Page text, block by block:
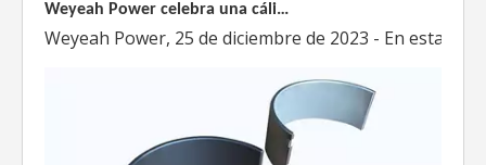
Weyeah Power, 25 de diciembre de 2023 - En esta